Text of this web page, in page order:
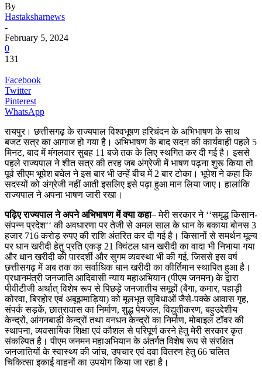
By
Hastaksharnews
-
February 5, 2024
0
131
Facebook
Twitter
Pinterest
WhatsApp
रायपुर। छत्तीसगढ़ के राज्यपाल विश्वभूषण हरिचंदन के अभिभाषण के साथ
बजट सत्र का आगाज हो गया है। अभिभाषण के बाद सदन की कार्यवाही पहले 5
मिनट, बाद में मंगलवार सुबह 11 बजे तक के लिए स्थगित कर दी गई है। इससे
पहले राज्यपाल ने शीत सत्र की तरह जब अंग्रेजी में भाषण पढ़ना शुरू किया तो
पूर्व सीएम भूपेश बघेल ने इस बार भी उन्हें बीच में 2 बार टोका। भूपेश ने कहा कि
सदस्यों को अंग्रेजी नहीं आती इसलिए इसे पढ़ा हुआ मान लिया जाए। हालांकि
राज्यपाल ने अपना भाषण जारी रखा।
पढ़िए राज्यपाल ने अपने अभिभाषण में क्या कहा– मेरी सरकार ने ‘‘समृद्ध किसान-
संपन्न प्रदेश‘‘ की अवधारणा पर तेजी से अमल साल के धान के बकाया बोनस 3
हजार 716 करोड़ रुपए की राशि अंतरित कर दी गई है। किसानों से समर्थन मूल्य
पर धान खरीदी हेतु प्रति एकड़ 21 क्विंटल धान खरीदी का वादा भी निभाया गया
और धान खरीदी की पारदर्शी और सुगम व्यवस्था भी की गई, जिससे इस वर्ष
छत्तीसगढ़ में अब तक का सर्वाधिक धान खरीदी का कीर्तिमान स्थापित हुआ है।
प्रधानमंत्री जनजाति आदिवासी न्याय महाअभियान (पीएम जनमन) के द्वारा
पीवीटीजी अर्थात् विशेष रूप से पिछड़े जनजातीय समूहों (बैगा, कमार, पहाड़ी
कोरवा, बिरहोर एवं अबूझमाड़िया) को मूलभूत सुविधाओं जैसे-पक्के आवास गृह,
संपर्क सड़कें, छात्रावास का निर्माण, शुद्ध पेयजल, विद्युतीकरण, बहुउद्देशीय
केन्द्रों, आंगनबाड़ी केन्द्रों तथा वनधन केन्द्रों का निर्माण, मोबाइल टॉवर की
स्थापना, व्यवसायिक शिक्षा एवं कौशल से परिपूर्ण करने हेतु मेरी सरकार कृत
संकल्पित है। पीएम जनमन महाअभियान के अंतर्गत विशेष रूप से संरक्षित
जनजातियों के स्वास्थ्य की जांच, उपचार एवं दवा वितरण हेतु 66 चलित
चिकित्सा इकाई वाहनों का उपयोग किया जा रहा है।